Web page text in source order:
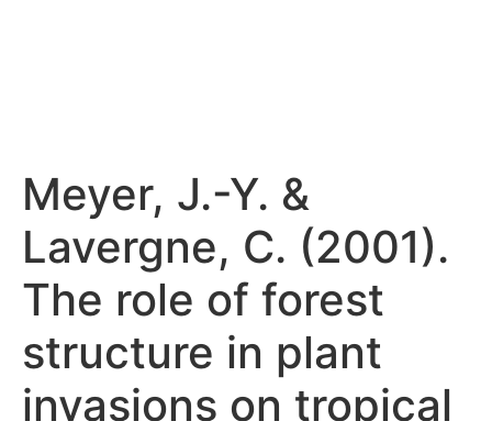
Meyer, J.-Y. &
Lavergne, C. (2001).
The role of forest
structure in plant
invasions on tropical